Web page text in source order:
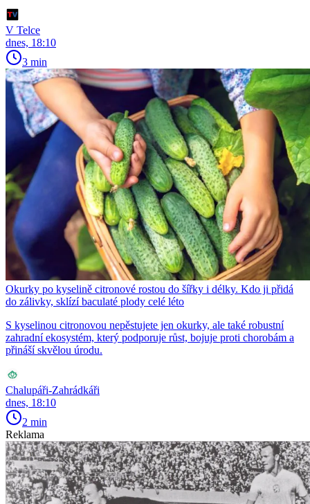
V Telce
dnes, 18:10
3 min
Okurky po kyselině citronové rostou do šířky i délky. Kdo ji přidá
do zálivky, sklízí baculaté plody celé léto
S kyselinou citronovou nepěstujete jen okurky, ale také robustní
zahradní ekosystém, který podporuje růst, bojuje proti chorobám a
přináší skvělou úrodu.
Chalupáři-Zahrádkáři
dnes, 18:10
2 min
Reklama